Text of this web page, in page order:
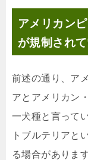
アメリカン
が規制され
前述の通り、ア
アとアメリカン
一犬種と言って
トブルテリアと
る場合があります